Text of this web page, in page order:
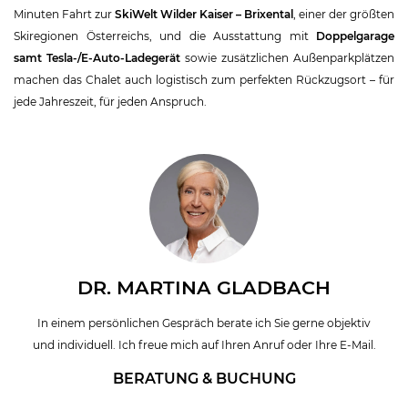
Minuten Fahrt zur SkiWelt Wilder Kaiser – Brixental , einer der größten
Skiregionen Österreichs, und die Ausstattung mit Doppelgarage
samt Tesla-/E-Auto-Ladegerät sowie zusätzlichen Außenparkplätzen
machen das Chalet auch logistisch zum perfekten Rückzugsort – für
jede Jahreszeit, für jeden Anspruch.
DR. MARTINA GLADBACH
In einem persönlichen Gespräch berate ich Sie gerne objektiv
und individuell. Ich freue mich auf Ihren Anruf oder Ihre E-Mail.
BERATUNG & BUCHUNG